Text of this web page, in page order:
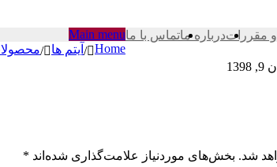
و مقرراتدرباره ماتماس با ماMain menu
Home
/ آیتم ها /
1398
شد. بخش‌های موردنیاز علامت‌گذاری شده‌اند *